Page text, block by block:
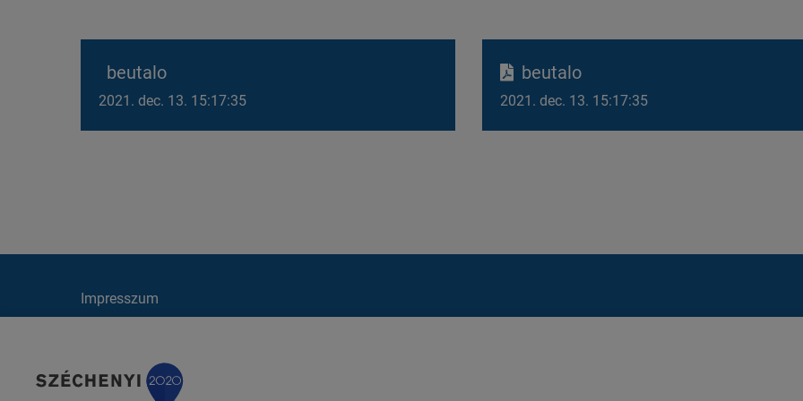
beutalo
2021. dec. 13. 15:17:35
beutalo
2021. dec. 13. 15:17:35
Impresszum
Kapcsolat